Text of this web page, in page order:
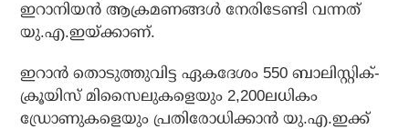
ഇറാനിയന്‍ ആക്രമണങ്ങള്‍ നേരിടേണ്ടി വന്നത്
യു.എ.ഇയ്ക്കാണ്.
ഇറാന്‍ തൊടുത്തുവിട്ട ഏകദേശം 550 ബാലിസ്റ്റിക്-
ക്രൂയിസ് മിസൈലുകളെയും 2,200ലധികം
ഡ്രോണുകളെയും പ്രതിരോധിക്കാന്‍ യു.എ.ഇക്ക്